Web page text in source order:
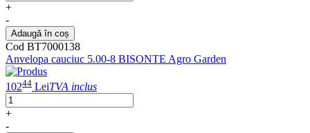
+
-
Adaugă în coș
Cod BT7000138
Anvelopa cauciuc 5.00-8 BISONTE Agro Garden
10244 LeiTVA inclus
+
-